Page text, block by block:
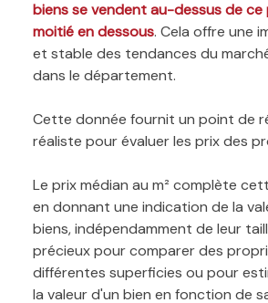
biens se vendent au-dessus de ce
moitié en dessous. Cela offre une
et stable des tendances du
dans le département.
Cette donnée fournit un point de
réaliste pour évaluer les prix des
Le prix médian au m² complète
en donnant une indication de la
biens, indépendamment de leur
précieux pour comparer des
différentes superficies ou pour
la valeur d'un bien en fonction de